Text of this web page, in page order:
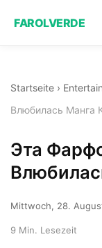
FAROLVERDE
Startseite ›
Влюбилась Манга
Эта
Mittwoch, 28.
9 Min. Lesezeit